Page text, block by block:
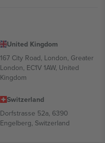
United Kingdom
167 City Road, London, Greater
London, EC1V 1AW, United
Kingdom
Switzerland
Dorfstrasse 52a, 6390
Engelberg, Switzerland